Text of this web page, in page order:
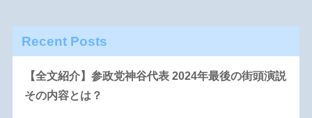
Recent Posts
【全文紹介】参政党神谷代表 2024年最後の街頭演説
その内容とは？